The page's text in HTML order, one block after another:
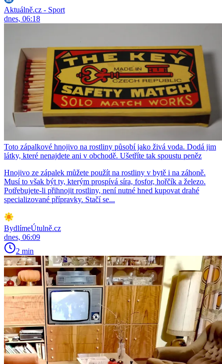
Aktuálně.cz - Sport
dnes, 06:18
Toto zápalkové hnojivo na rostliny působí jako živá voda. Dodá jim
látky, které nenajdete ani v obchodě. Ušetříte tak spoustu peněz
Hnojivo ze zápalek můžete použít na rostliny v bytě i na záhoně.
Musí to však být ty, kterým prospívá síra, fosfor, hořčík a železo.
Potřebujete-li přihnojit rostliny, není nutné hned kupovat drahé
specializované přípravky. Stačí se...
BydlímeÚtulně.cz
dnes, 06:09
2 min